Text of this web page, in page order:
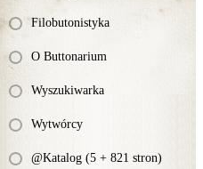
Filobutonistyka
O Buttonarium
Wyszukiwarka
Wytwórcy
@Katalog (5 + 821 stron)